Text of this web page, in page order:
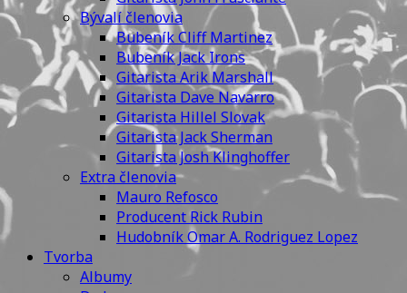
Bývalí členovia
Bubeník Cliff Martinez
Bubeník Jack Irons
Gitarista Arik Marshall
Gitarista Dave Navarro
Gitarista Hillel Slovak
Gitarista Jack Sherman
Gitarista Josh Klinghoffer
Extra členovia
Mauro Refosco
Producent Rick Rubin
Hudobník Omar A. Rodriguez Lopez
Tvorba
Albumy